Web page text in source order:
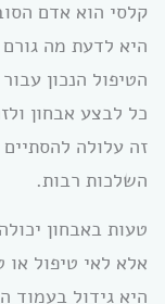
קלסי הוא אדם
היא לדעת מה
הטיפול הנכון
כל לבצע אבחון
זה עלולה
השלכות רבות.
טעות באבחון
אלא לאי טיפול
היא גידול בעמוד